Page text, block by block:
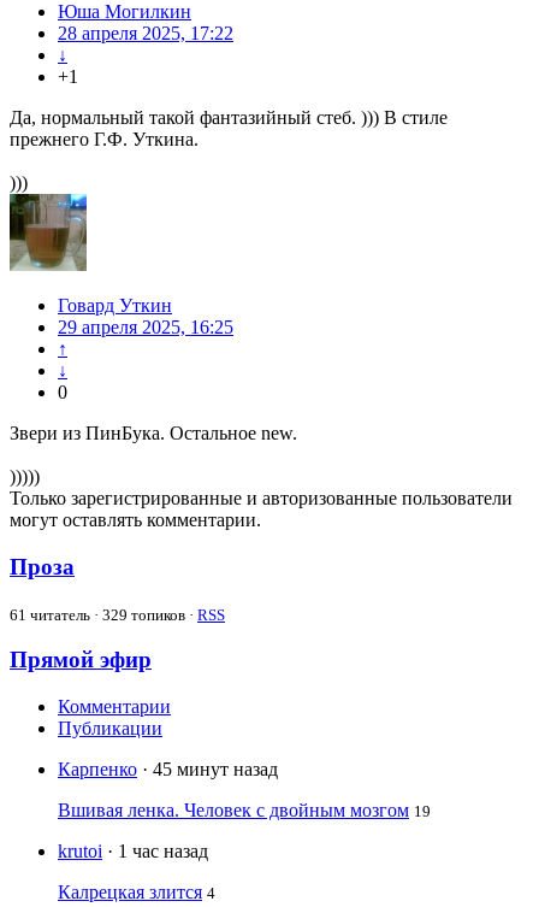
Юша Могилкин
28 апреля 2025, 17:22
↓
+1
Да, нормальный такой фантазийный стеб. ))) В стиле
прежнего Г.Ф. Уткина.
)))
Говард Уткин
29 апреля 2025, 16:25
↑
↓
0
Звери из ПинБука. Остальное new.
)))))
Только зарегистрированные и авторизованные пользователи
могут оставлять комментарии.
Проза
61 читатель · 329 топиков · RSS
Прямой эфир
Комментарии
Публикации
Карпенко · 45 минут назад
Вшивая ленка. Человек с двойным мозгом 19
krutoi · 1 час назад
Калрецкая злится 4